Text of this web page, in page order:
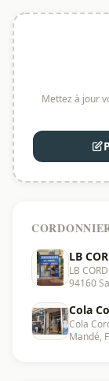
Mettez à jour
LB
LB
94160
Cola
Cola
Mandé,